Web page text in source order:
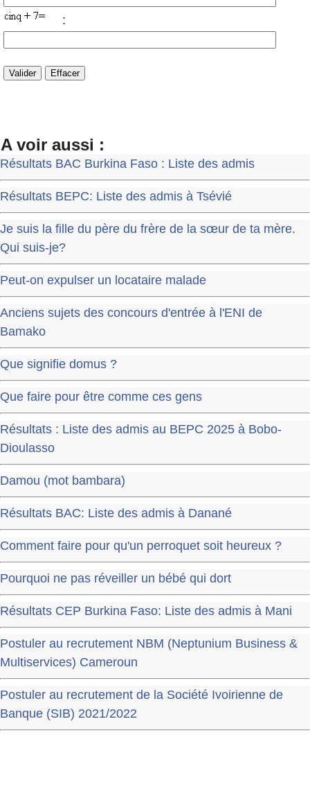
:
A voir aussi :
Résultats BAC Burkina Faso : Liste des admis
Résultats BEPC: Liste des admis à Tsévié
Je suis la fille du père du frère de la sœur de ta mère.
Qui suis-je?
Peut-on expulser un locataire malade
Anciens sujets des concours d'entrée à l'ENI de
Bamako
Que signifie domus ?
Que faire pour être comme ces gens
Résultats : Liste des admis au BEPC 2025 à Bobo-
Dioulasso
Damou (mot bambara)
Résultats BAC: Liste des admis à Danané
Comment faire pour qu'un perroquet soit heureux ?
Pourquoi ne pas réveiller un bébé qui dort
Résultats CEP Burkina Faso: Liste des admis à Mani
Postuler au recrutement NBM (Neptunium Business &
Multiservices) Cameroun
Postuler au recrutement de la Société Ivoirienne de
Banque (SIB) 2021/2022